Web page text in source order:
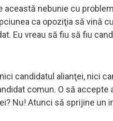
nebunie cu
ca opoziţia să vină
Eu vreau să fiu să fiu
candidatul alianţei, nici
comun. O să accepte
Nu! Atunci să sprijine un